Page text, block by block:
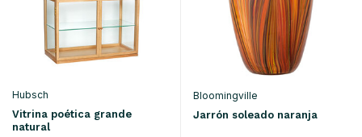
Hubsch
Vitrina poética grande
natural
Bloomingville
Jarrón soleado naranja